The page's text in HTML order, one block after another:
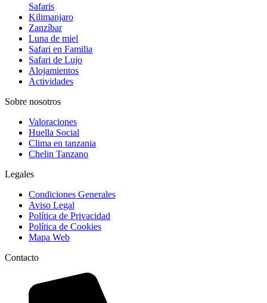
Safaris
Kilimanjaro
Zanzíbar
Luna de miel
Safari en Familia
Safari de Lujo
Alojamientos
Actividades
Sobre nosotros
Valoraciones
Huella Social
Clima en tanzania
Chelin Tanzano
Legales
Condiciones Generales
Aviso Legal
Política de Privacidad
Política de Cookies
Mapa Web
Contacto